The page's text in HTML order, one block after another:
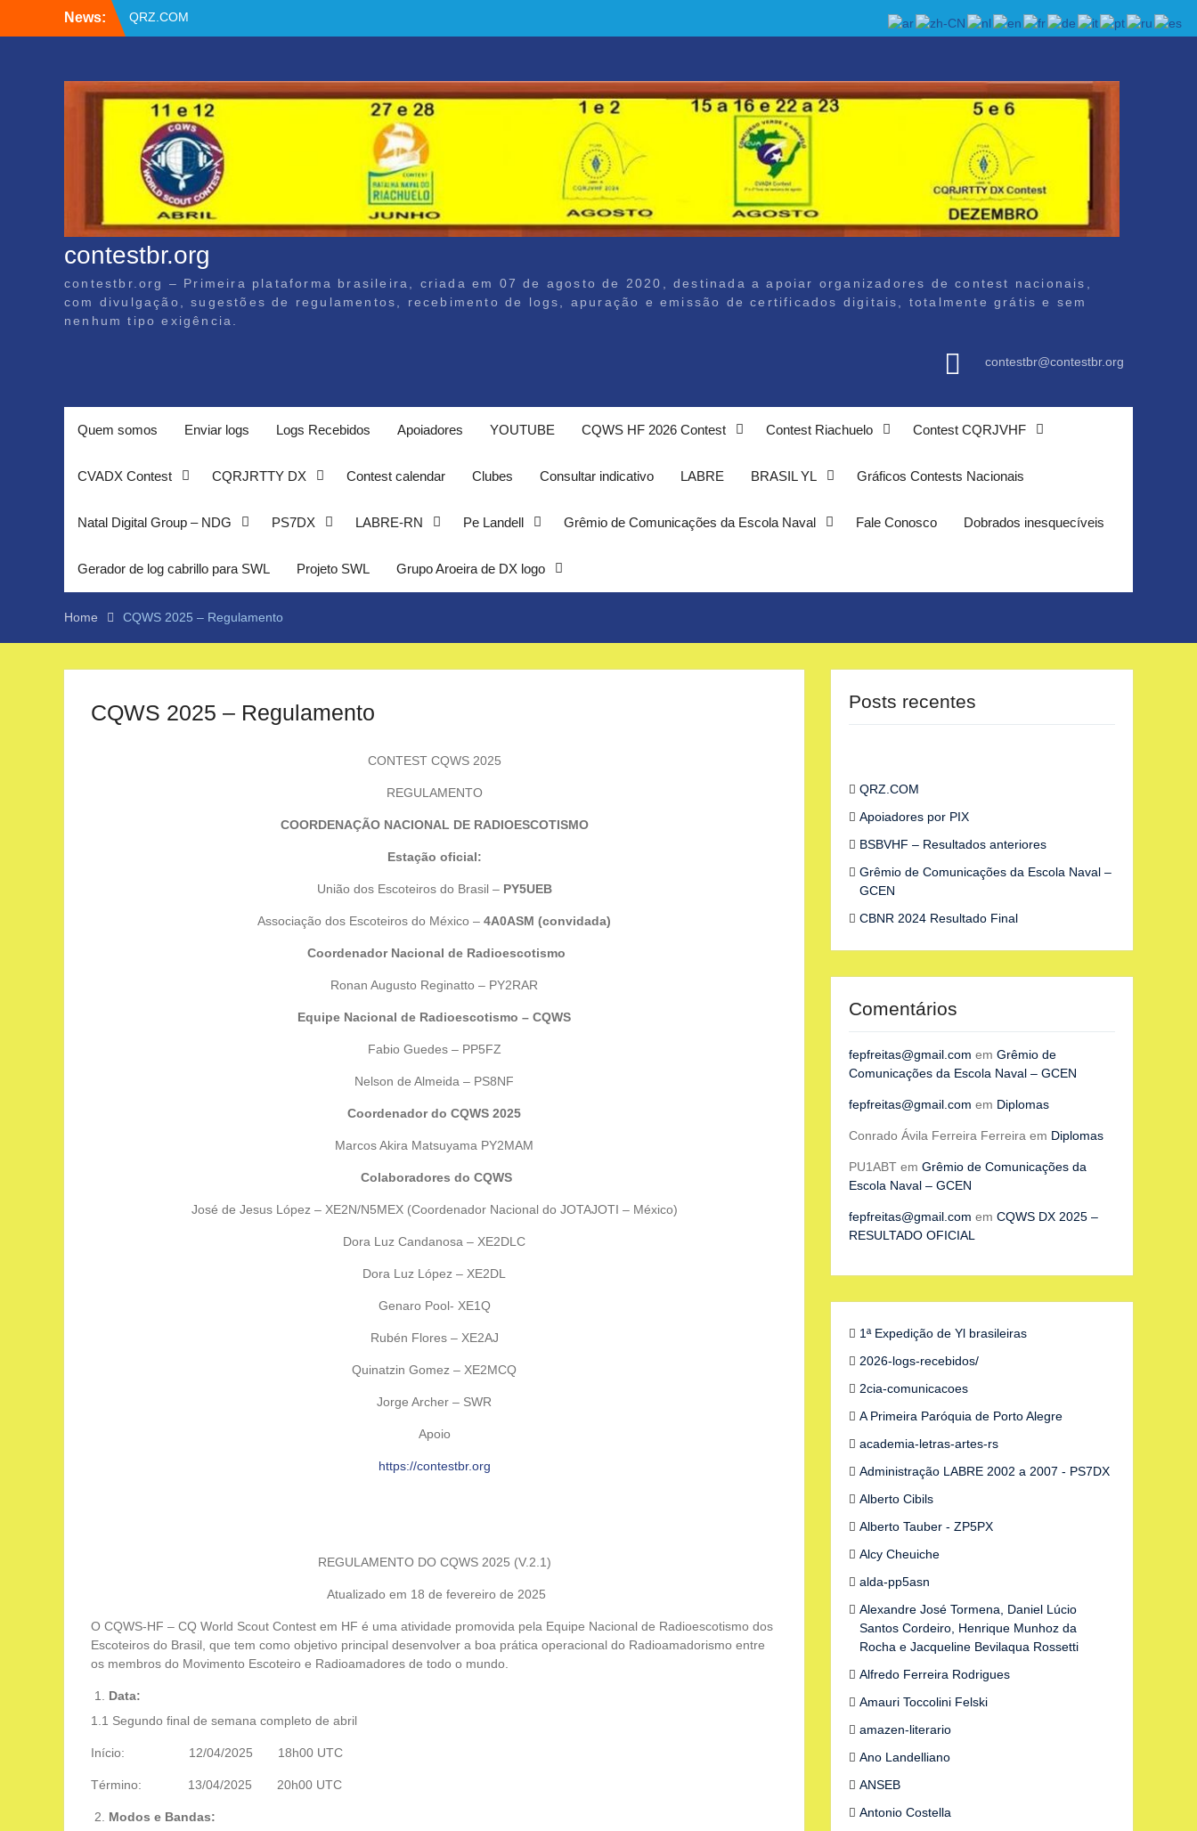
News:
QRZ.COM
Apoiadores por PIX
contestbr.org
contestbr.org – Primeira plataforma brasileira, criada em 07 de agosto de 2020, destinada a apoiar organizadores de contest nacionais,
com divulgação, sugestões de regulamentos, recebimento de logs, apuração e emissão de certificados digitais, totalmente grátis e sem
nenhum tipo exigência.
contestbr@contestbr.org
Quem somos Enviar logs Logs Recebidos Apoiadores YOUTUBE CQWS HF 2026 Contest Contest Riachuelo Contest CQRJVHF
CVADX Contest CQRJRTTY DX Contest calendar Clubes Consultar indicativo LABRE BRASIL YL Gráficos Contests Nacionais
Natal Digital Group – NDG PS7DX LABRE-RN Pe Landell Grêmio de Comunicações da Escola Naval Fale Conosco Dobrados inesquecíveis
Gerador de log cabrillo para SWL Projeto SWL Grupo Aroeira de DX logo
Home CQWS 2025 – Regulamento
CQWS 2025 – Regulamento
CONTEST CQWS 2025
REGULAMENTO
COORDENAÇÃO NACIONAL DE RADIOESCOTISMO
Estação oficial:
União dos Escoteiros do Brasil –PY5UEB
Associação dos Escoteiros do México – 4A0ASM (convidada)
Coordenador Nacional de Radioescotismo
Ronan Augusto Reginatto – PY2RAR
Equipe Nacional de Radioescotismo – CQWS
Fabio Guedes – PP5FZ
Nelson de Almeida – PS8NF
Coordenador do CQWS 2025
Marcos Akira Matsuyama PY2MAM
Colaboradores do CQWS
José de Jesus López – XE2N/N5MEX (Coordenador Nacional do JOTAJOTI – México)
Dora Luz Candanosa – XE2DLC
Dora Luz López – XE2DL
Genaro Pool- XE1Q
Rubén Flores – XE2AJ
Quinatzin Gomez – XE2MCQ
Jorge Archer – SWR
Apoio
https://contestbr.org
REGULAMENTO DO CQWS 2025 (V.2.1)
Atualizado em 18 de fevereiro de 2025
O CQWS-HF – CQ World Scout Contest em HF é uma atividade promovida pela Equipe Nacional de Radioescotismo dos
Escoteiros do Brasil, que tem como objetivo principal desenvolver a boa prática operacional do Radioamadorismo entre
os membros do Movimento Escoteiro e Radioamadores de todo o mundo.
Data:
1.1 Segundo final de semana completo de abril
Início: 12/04/2025 18h00 UTC
Término: 13/04/2025 20h00 UTC
Modos e Bandas:
Posts recentes
QRZ.COM
Apoiadores por PIX
BSBVHF – Resultados anteriores
Grêmio de Comunicações da Escola Naval –
GCEN
CBNR 2024 Resultado Final
Comentários
fepfreitas@gmail.com em Grêmio de
Comunicações da Escola Naval – GCEN
fepfreitas@gmail.com em Diplomas
Conrado Ávila Ferreira Ferreira em Diplomas
PU1ABT em Grêmio de Comunicações da
Escola Naval – GCEN
fepfreitas@gmail.com em CQWS DX 2025 –
RESULTADO OFICIAL
1ª Expedição de Yl brasileiras
2026-logs-recebidos/
2cia-comunicacoes
A Primeira Paróquia de Porto Alegre
academia-letras-artes-rs
Administração LABRE 2002 a 2007 - PS7DX
Alberto Cibils
Alberto Tauber - ZP5PX
Alcy Cheuiche
alda-pp5asn
Alexandre José Tormena, Daniel Lúcio
Santos Cordeiro, Henrique Munhoz da
Rocha e Jacqueline Bevilaqua Rossetti
Alfredo Ferreira Rodrigues
Amauri Toccolini Felski
amazen-literario
Ano Landelliano
ANSEB
Antonio Costella